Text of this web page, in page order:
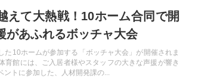
えて大熱戦！10ホーム合同で開
があふれるボッチャ大会
た10ホームが参加する「ボッチャ大会」が開催されま
育館には、ご入居者様やスタッフの大きな声援が響き
ントに参加した、人材開発課の...
記事を読む